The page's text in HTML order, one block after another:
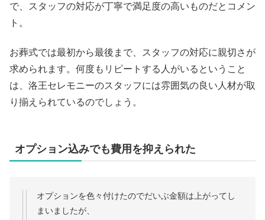
で、スタッフの対応が丁寧で満足度の高いものだとコメン
ト。
お葬式では最初から最後まで、スタッフの対応に親切さが
求められます。何度もリピートする人がいるということ
は、洛王セレモニーのスタッフには雰囲気の良い人材が取
り揃えられているのでしょう。
オプション込みでも費用を抑えられた
オプションを色々付けたのでだいぶ金額は上がってし
まいましたが、